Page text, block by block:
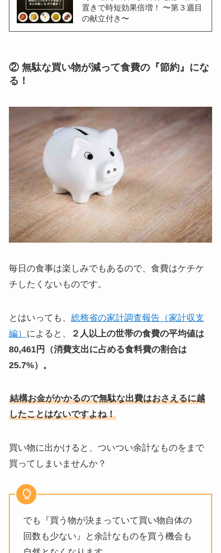
置きで時短効果倍増！ 〜第３週目
の献立付き〜
② 無駄な買い物が減って食費の『節約』 にな
る！
毎日の食事は楽しみでもあるので、食費はケチケ
チしたくないものです。
とはいっても、 総務省の家計調査報告（家計収支
編） によると、
２人以上の世帯の食費の平均値は
80,461円
（消費支出に占める食料費の割合は
25.7%）。
結構お金がかかるので無駄な出費はおさえるに越
したことはないですよね！
買い物に出かけると、ついつい余計なものをまで
買ってしまいませんか？
でも『買う物が決まっていて買い物自体の
回数も少ない』と余計なものを買う機会も